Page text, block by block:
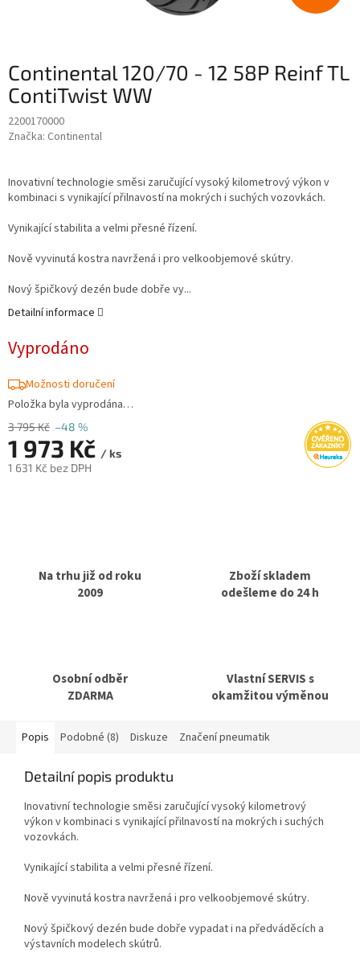
Continental 120/70 - 12 58P Reinf TL
ContiTwist WW
2200170000
Značka: Continental
3 795 Kč –48 %
1 973 Kč / ks
1 631 Kč bez DPH
Vyprodáno
Možnosti doručení
Položka byla vyprodána…
Inovativní technologie směsi zaručující vysoký kilometrový výkon v
kombinaci s vynikající přilnavostí na mokrých i suchých vozovkách.
Vynikající stabilita a velmi přesné řízení.
Nově vyvinutá kostra navržená i pro velkoobjemové skútry.
Nový špičkový dezén bude dobře vy...
Detailní informace
Na trhu již od roku
2009
Zboží skladem
odešleme do 24 h
Osobní odběr
ZDARMA
Vlastní SERVIS s
okamžitou výměnou
Popis Podobné (8) Diskuze Značení pneumatik
Detailní popis produktu
Inovativní technologie směsi zaručující vysoký kilometrový
výkon v kombinaci s vynikající přilnavostí na mokrých i suchých
vozovkách.
Vynikající stabilita a velmi přesné řízení.
Nově vyvinutá kostra navržená i pro velkoobjemové skútry.
Nový špičkový dezén bude dobře vypadat i na předváděcích a
výstavních modelech skútrů.